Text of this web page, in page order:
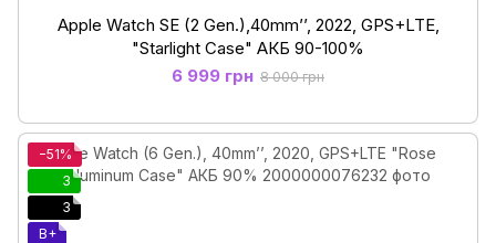
Apple Watch SE (2 Gen.),40mm’’, 2022, GPS+LTE,
"Starlight Case" АКБ 90-100%
6 999 грн 8 000 грн
−51%
3
3
B+